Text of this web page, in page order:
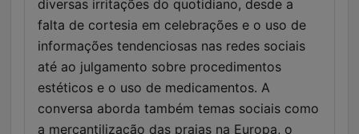
diversas irritações do quotidiano, desde a
falta de cortesia em celebrações e o uso de
informações tendenciosas nas redes sociais
até ao julgamento sobre procedimentos
estéticos e o uso de medicamentos. A
conversa aborda também temas sociais como
a mercantilização das praias na Europa, o